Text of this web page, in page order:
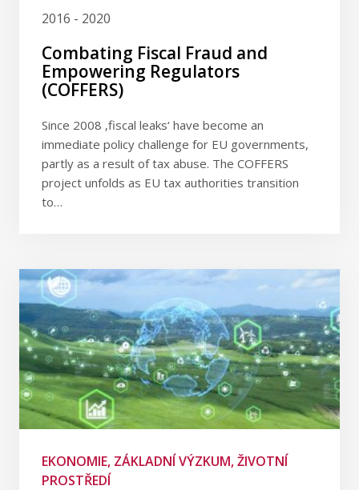
2016 - 2020
Combating Fiscal Fraud and
Empowering Regulators
(COFFERS)
Since 2008 ‚fiscal leaks‘ have become an
immediate policy challenge for EU governments,
partly as a result of tax abuse. The COFFERS
project unfolds as EU tax authorities transition
to…
EKONOMIE, ZÁKLADNÍ VÝZKUM, ŽIVOTNÍ
PROSTŘEDÍ